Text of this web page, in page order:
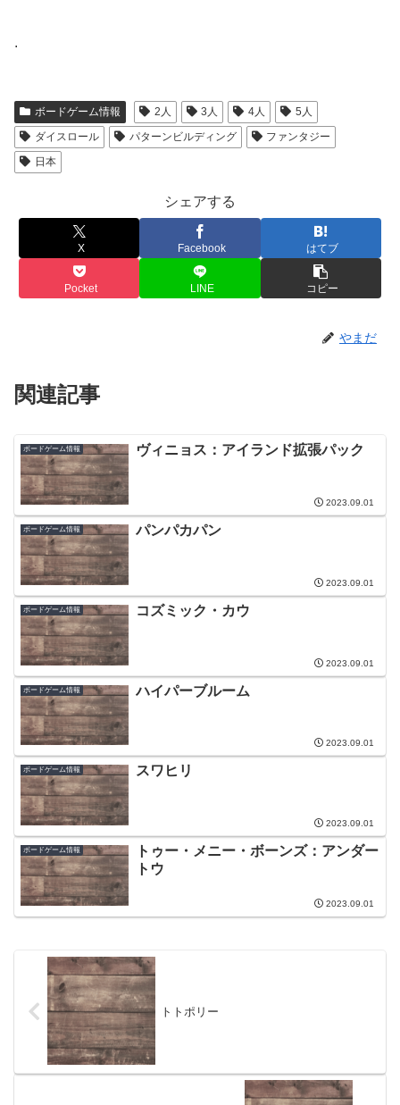
.
ボードゲーム情報 2人 3人 4人
5人
ダイスロール
パターンビルディング
ファンタジー
日本
シェアする
X Facebook はてブ
Pocket LINE コピー
やまだ
関連記事
ボードゲーム情報 ヴィニョス：アイランド拡張パック
2023.09.01
ボードゲーム情報 パンパカパン
2023.09.01
ボードゲーム情報 コズミック・カウ
2023.09.01
ボードゲーム情報 ハイパーブルーム
2023.09.01
ボードゲーム情報 スワヒリ
2023.09.01
ボードゲーム情報
トゥー・メニー・ボーンズ：アンダー
トウ
2023.09.01
トトポリー